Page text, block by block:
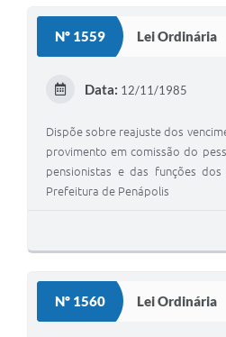
Nº 1559 Lei Ordinária
Data: 12/11/1985
Dispõe sobre reajuste dos
provimento em comissão do
pensionistas e das funções
Prefeitura de Penápolis
Nº 1560 Lei Ordinária